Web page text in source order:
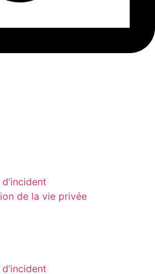
de la vie privée